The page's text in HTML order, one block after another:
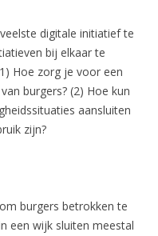
digitale initiatief te
bij elkaar te
Hoe zorg je voor een
burgers? (2) Hoe kun
aansluiten
zijn?
burgers betrokken te
een wijk sluiten meestal